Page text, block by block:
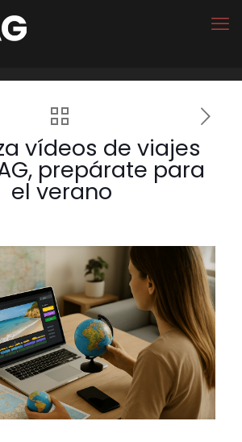
vídeos de viajes
prepárate para
el verano